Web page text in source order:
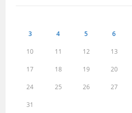
3 4 5 6
10 11 12 13
17 18 19 20
24 25 26 27
31